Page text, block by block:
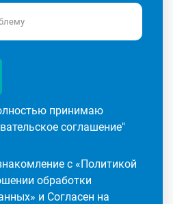
принимаю
соглашение"
с «Политикой
обработки
» и Согласен на